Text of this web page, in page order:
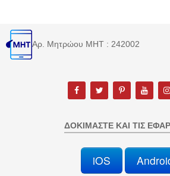
Αρ. Μητρώου MHT : 242002
ΔΟΚΙΜΆΣΤΕ ΚΑΙ ΤΙΣ
iOS